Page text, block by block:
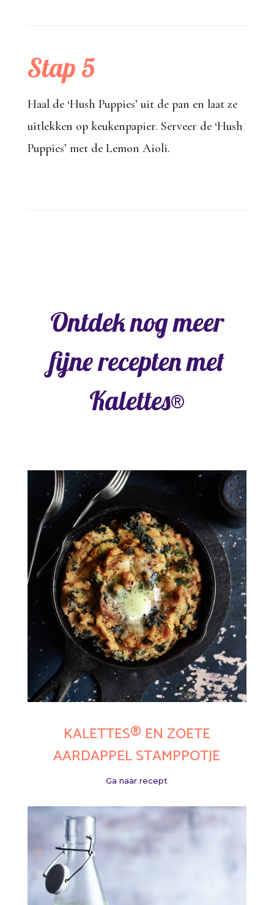
Stap 5
Haal de ‘Hush Puppies’ uit de pan en laat ze
uitlekken op keukenpapier. Serveer de ‘Hush
Puppies’ met de Lemon Aioli.
Ontdek nog meer
fijne recepten met
Kalettes®
KALETTES® EN ZOETE
AARDAPPEL STAMPPOTJE
Ga naar recept